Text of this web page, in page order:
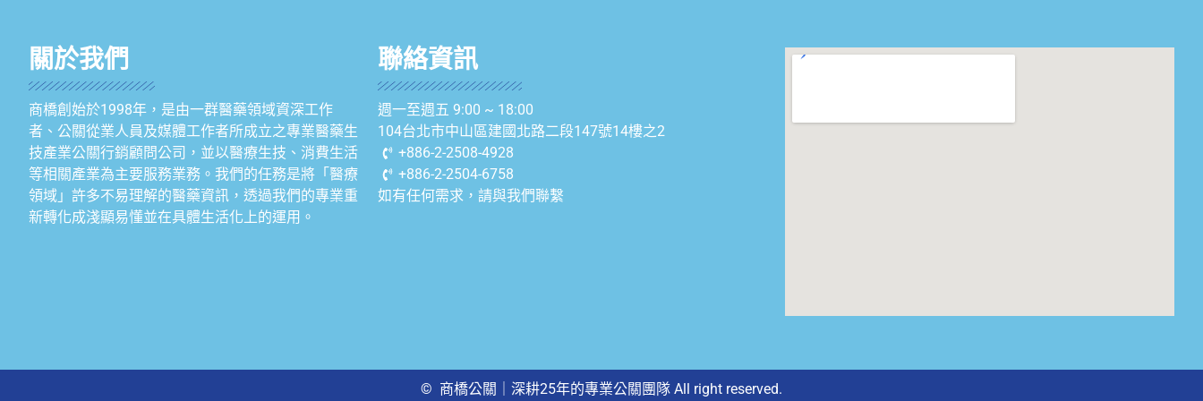
關於我們
商橋創始於1998年，是由一群醫藥領域資深工作
者、公關從業人員及媒體工作者所成立之專業醫藥生
技產業公關行銷顧問公司，並以醫療生技、消費生活
等相關產業為主要服務業務。我們的任務是將「醫療
領域」許多不易理解的醫藥資訊，透過我們的專業重
新轉化成淺顯易懂並在具體生活化上的運用。
聯絡資訊
週一至週五 9:00 ~ 18:00
104台北市中山區建國北路二段147號14樓之2
+886-2-2508-4928
+886-2-2504-6758
如有任何需求，請與我們聯繫
© 商橋公關｜深耕25年的專業公關團隊 All right reserved.